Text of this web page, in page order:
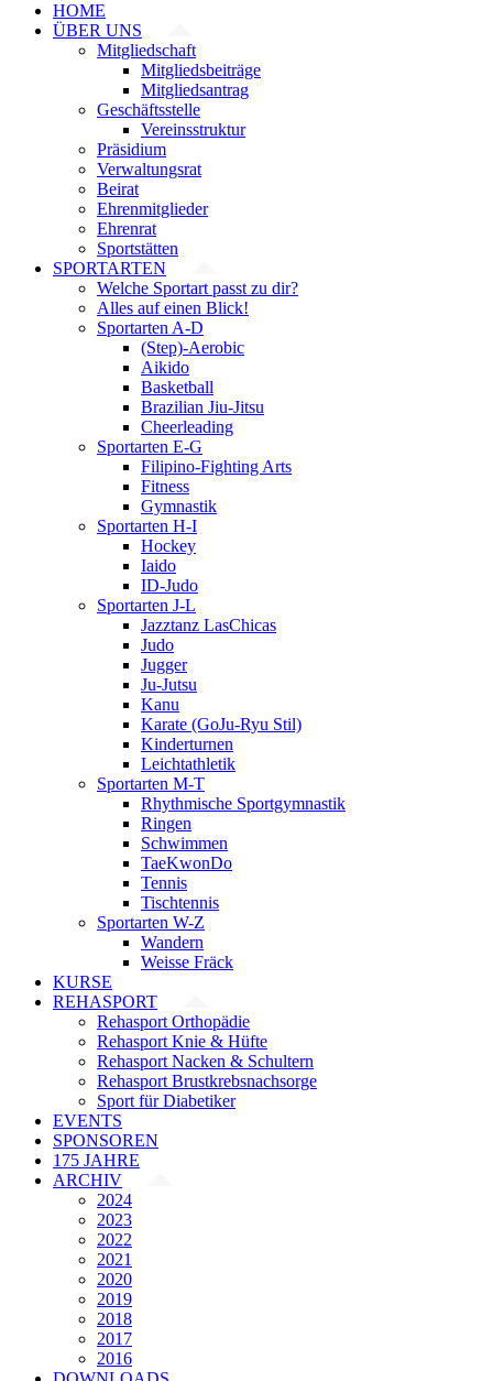
HOME
ÜBER UNS
Mitgliedschaft
Mitgliedsbeiträge
Mitgliedsantrag
Geschäftsstelle
Vereinsstruktur
Präsidium
Verwaltungsrat
Beirat
Ehrenmitglieder
Ehrenrat
Sportstätten
SPORTARTEN
Welche Sportart passt zu dir?
Alles auf einen Blick!
Sportarten A-D
(Step)-Aerobic
Aikido
Basketball
Brazilian Jiu-Jitsu
Cheerleading
Sportarten E-G
Filipino-Fighting Arts
Fitness
Gymnastik
Sportarten H-I
Hockey
Iaido
ID-Judo
Sportarten J-L
Jazztanz LasChicas
Judo
Jugger
Ju-Jutsu
Kanu
Karate (GoJu-Ryu Stil)
Kinderturnen
Leichtathletik
Sportarten M-T
Rhythmische Sportgymnastik
Ringen
Schwimmen
TaeKwonDo
Tennis
Tischtennis
Sportarten W-Z
Wandern
Weisse Fräck
KURSE
REHASPORT
Rehasport Orthopädie
Rehasport Knie & Hüfte
Rehasport Nacken & Schultern
Rehasport Brustkrebsnachsorge
Sport für Diabetiker
EVENTS
SPONSOREN
175 JAHRE
ARCHIV
2024
2023
2022
2021
2020
2019
2018
2017
2016